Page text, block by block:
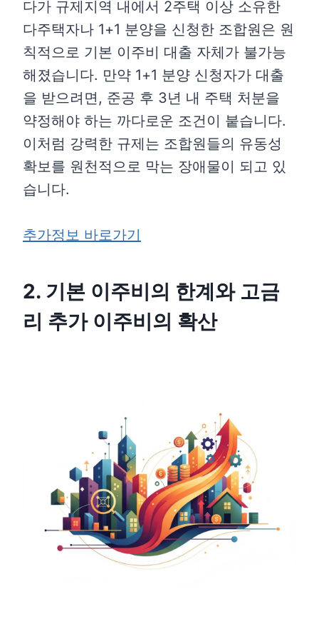
다가 규제지역 내에서 2주택 이상 소유한
다주택자나 1+1 분양을 신청한 조합원은 원
칙적으로 기본 이주비 대출 자체가 불가능
해졌습니다. 만약 1+1 분양 신청자가 대출
을 받으려면, 준공 후 3년 내 주택 처분을
약정해야 하는 까다로운 조건이 붙습니다.
이처럼 강력한 규제는 조합원들의 유동성
확보를 원천적으로 막는 장애물이 되고 있
습니다.
추가정보 바로가기
2. 기본 이주비의 한계와 고금
리 추가 이주비의 확산